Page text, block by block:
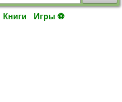
Книги Игры ⚽